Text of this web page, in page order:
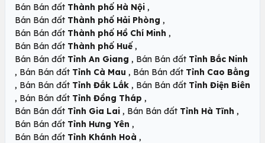
Bán Bán đất Thành phố Hà Nội ,
Bán Bán đất Thành phố Hải Phòng ,
Bán Bán đất Thành phố Hồ Chí Minh ,
Bán Bán đất Thành phố Huế ,
Bán Bán đất Tỉnh An Giang , Bán Bán đất Tỉnh Bắc Ninh
, Bán Bán đất Tỉnh Cà Mau , Bán Bán đất Tỉnh Cao Bằng
, Bán Bán đất Tỉnh Đắk Lắk , Bán Bán đất Tỉnh Điện Biên
, Bán Bán đất Tỉnh Đồng Tháp ,
Bán Bán đất Tỉnh Gia Lai , Bán Bán đất Tỉnh Hà Tĩnh ,
Bán Bán đất Tỉnh Hưng Yên ,
Bán Bán đất Tỉnh Khánh Hoà ,